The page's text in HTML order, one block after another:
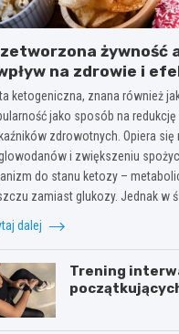
żywność
na zdrowie i
ketogeniczna, znana również
jako sposób na
zdrowotnych. Opiera
i zwiększeniu
do stanu ketozy –
zamiast glukozy. Jednak w
dalej
Trening